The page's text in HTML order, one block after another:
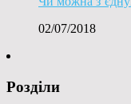
02/07/2018
Розділи